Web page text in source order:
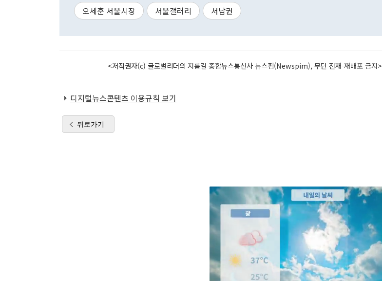
오세훈 서울시장 서울갤러리 서남권
<저작권자(c) 글로벌리더의 지름길 종합뉴스통신사 뉴스핌(Newspim), 무단 전재-재배포 금지>
디지털뉴스콘텐츠 이용규칙 보기
뒤로가기